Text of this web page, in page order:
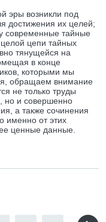
эры возникли под
достижения их целей;
современные тайные
цепи тайных
тянущейся на
в конце
которыми мы
обращаем внимание
не только труды
но и совершенно
а также сочинения
именно от этих
ценные данные.